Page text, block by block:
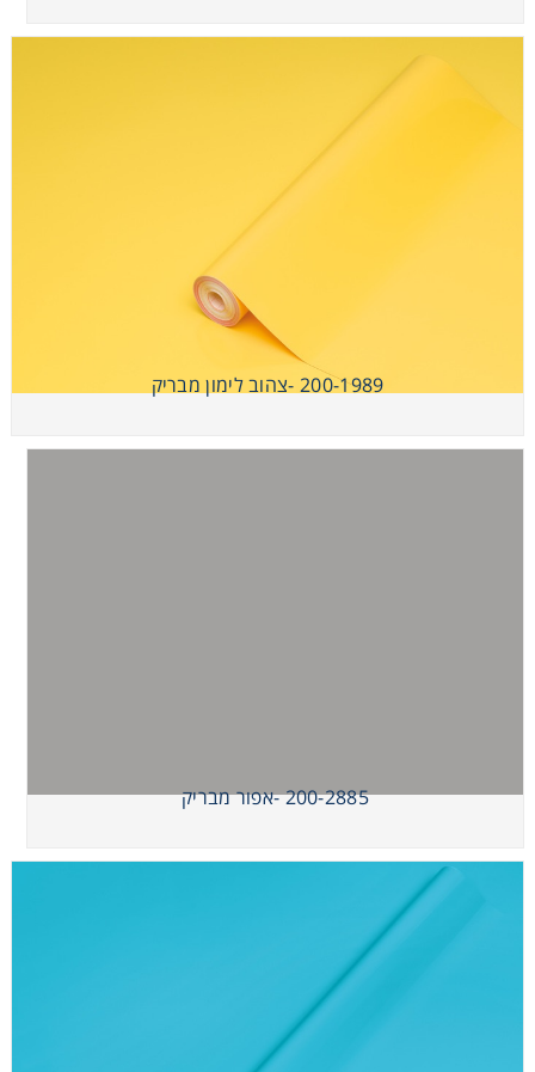
200-1989 -צהוב לימון מבריק
200-2885 -אפור מבריק
200-2885 -אפור מבריק